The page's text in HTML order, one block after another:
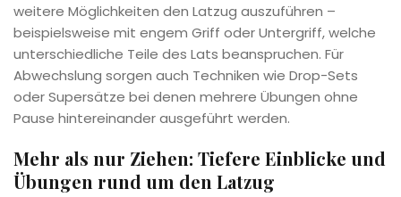
weitere Möglichkeiten den Latzug auszuführen –
beispielsweise mit engem Griff oder Untergriff, welche
unterschiedliche Teile des Lats beanspruchen. Für
Abwechslung sorgen auch Techniken wie Drop-Sets
oder Supersätze bei denen mehrere Übungen ohne
Pause hintereinander ausgeführt werden.
Mehr als nur Ziehen: Tiefere Einblicke und
Übungen rund um den Latzug